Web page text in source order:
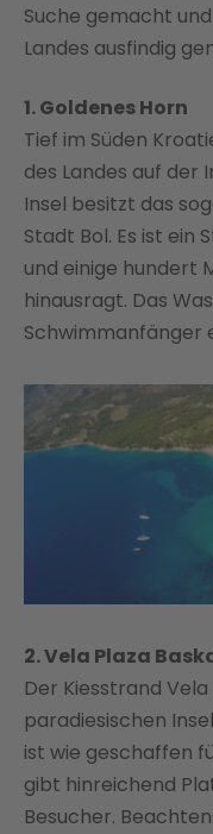
Suche gemacht
Landes ausfindig
1. Goldenes Horn
Tief im Süden
des Landes auf der
Insel besitzt das
Stadt Bol. Es ist ein
und einige hundert
hinausragt. Das
Schwimmanfänger
2. Vela Plaza
Der Kiesstrand
paradiesischen
ist wie geschaffen
gibt hinreichend
Besucher.